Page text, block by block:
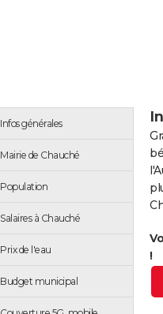
Infos générales
Mairie de Chauché
Population
Salaires à Chauché
Prix de l'eau
Budget municipal
!